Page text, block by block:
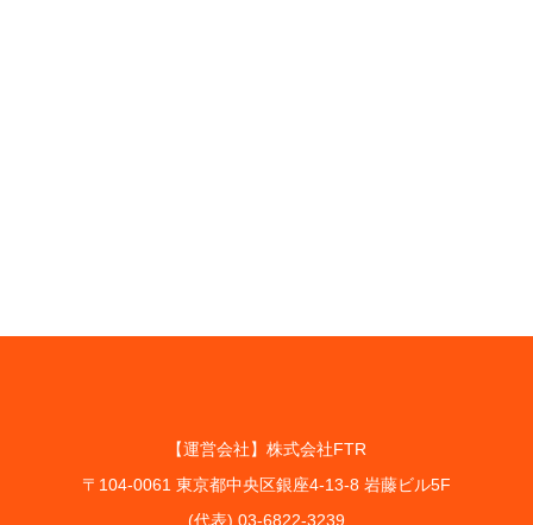
【運営会社】株式会社FTR
〒104-0061 東京都中央区銀座4-13-8 岩藤ビル5F
(代表) 03-6822-3239